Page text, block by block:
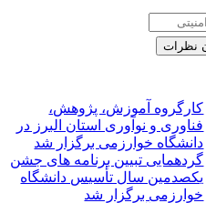
کارگروه آموزش، پژوهش،
فناوری و نوآوری استان البرز در
دانشگاه خوارزمی برگزار شد
گردهمایی تبیین برنامه های جشن
یکصدمین سال تأسیس دانشگاه
خوارزمی برگزار شد